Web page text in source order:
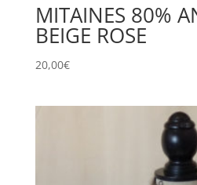
MITAINES 80%
BEIGE ROSE
20,00€